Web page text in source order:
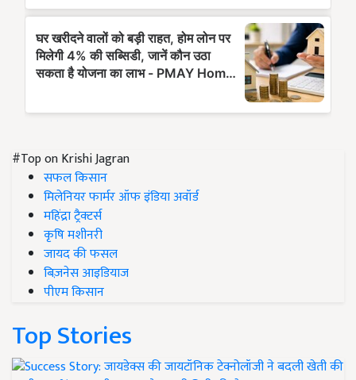
#Top on Krishi Jagran
सफल किसान
मिलेनियर फार्मर ऑफ इंडिया अवॉर्ड
महिंद्रा ट्रैक्टर्स
कृषि मशीनरी
जायद की फसल
बिज़नेस आइडियाज
पीएम किसान
Top Stories